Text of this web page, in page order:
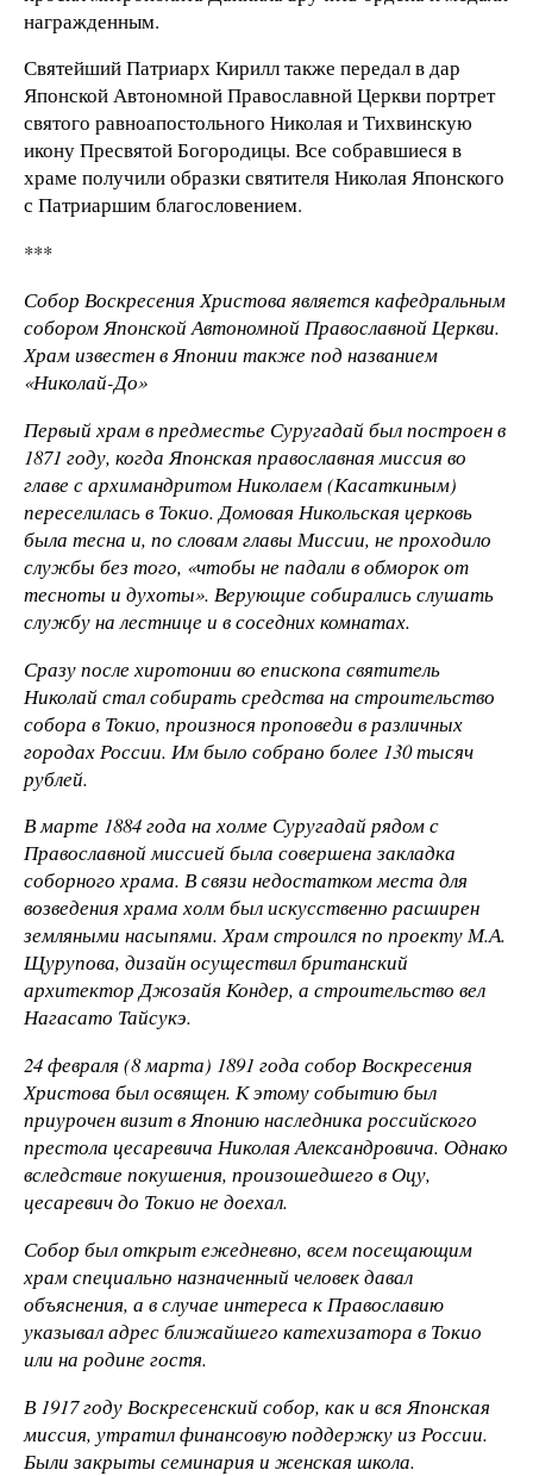
награжденным.
Святейший Патриарх Кирилл также передал в дар
Японской Автономной Православной Церкви портрет
святого равноапостольного Николая и Тихвинскую
икону Пресвятой Богородицы. Все собравшиеся в
храме получили образки святителя Николая Японского
с Патриаршим благословением.
***
Собор Воскресения Христова является кафедральным
собором Японской Автономной Православной Церкви.
Храм известен в Японии также под названием
«Николай-До»
Первый храм в предместье Суругадай был построен в
1871 году, когда Японская православная миссия во
главе с архимандритом Николаем (Касаткиным)
переселилась в Токио. Домовая Никольская церковь
была тесна и, по словам главы Миссии, не проходило
службы без того, «чтобы не падали в обморок от
тесноты и духоты». Верующие собирались слушать
службу на лестнице и в соседних комнатах.
Сразу после хиротонии во епископа святитель
Николай стал собирать средства на строительство
собора в Токио, произнося проповеди в различных
городах России. Им было собрано более 130 тысяч
рублей.
В марте 1884 года на холме Суругадай рядом с
Православной миссией была совершена закладка
соборного храма. В связи недостатком места для
возведения храма холм был искусственно расширен
земляными насыпями. Храм строился по проекту М.А.
Щурупова, дизайн осуществил британский
архитектор Джозайя Кондер, а строительство вел
Нагасато Тайсукэ.
24 февраля (8 марта) 1891 года собор Воскресения
Христова был освящен. К этому событию был
приурочен визит в Японию наследника российского
престола цесаревича Николая Александровича. Однако
вследствие покушения, произошедшего в Оцу,
цесаревич до Токио не доехал.
Собор был открыт ежедневно, всем посещающим
храм специально назначенный человек давал
объяснения, а в случае интереса к Православию
указывал адрес ближайшего катехизатора в Токио
или на родине гостя.
В 1917 году Воскресенский собор, как и вся Японская
миссия, утратил финансовую поддержку из России.
Были закрыты семинария и женская школа.